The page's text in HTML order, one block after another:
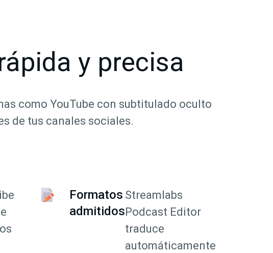
y precisa
como YouTube con subtitulado oculto
de tus canales sociales.
Formatos
admitidos
Streamlabs
Podcast Editor
traduce
automáticamente